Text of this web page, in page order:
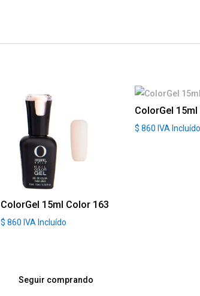
ColorGel 15ml Color 163
$ 860 IVA Incluído
ColorGel 15ml
$ 860 IVA Incluído
Seguir comprando